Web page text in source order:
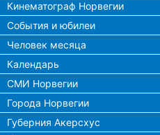
Кинематограф Норвегии
События и юбилеи
Человек месяца
Календарь
СМИ Норвегии
Города Норвегии
Губерния Акерсхус